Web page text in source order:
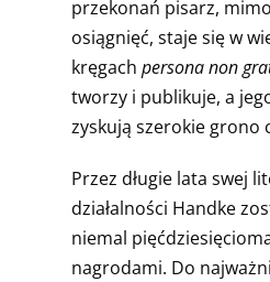
przekonań pisarz,
osiągnięć, staje się w
kręgach persona non
tworzy i publikuje, a
zyskują szerokie grono
Przez długie lata swej
działalności Handke
niemal
nagrodami. Do